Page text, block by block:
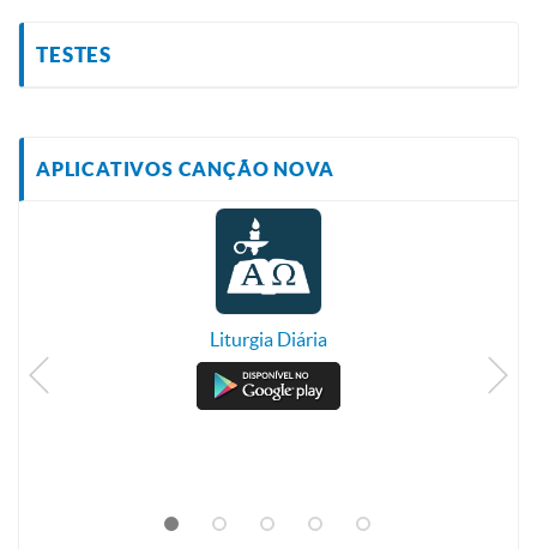
TESTES
APLICATIVOS CANÇÃO NOVA
Liturgia Diária